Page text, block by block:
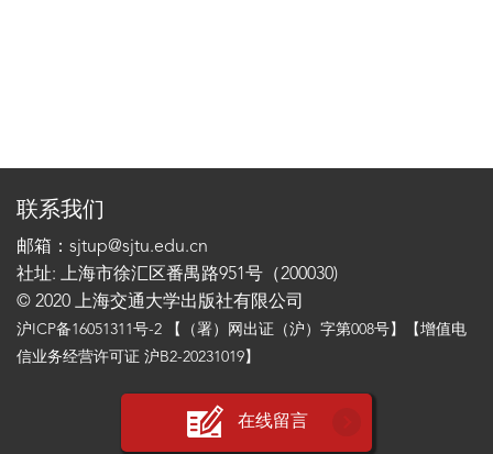
联系我们
邮箱：sjtup@sjtu.edu.cn
社址: 上海市徐汇区番禺路951号（200030)
© 2020 上海交通大学出版社有限公司
沪ICP备16051311号-2 【（署）网出证（沪）字第008号】【增值电
信业务经营许可证 沪B2-20231019】
在线留言